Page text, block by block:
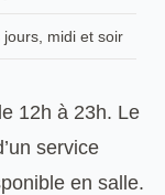
jours, midi et soir
12h à 23h. Le
service
en salle.